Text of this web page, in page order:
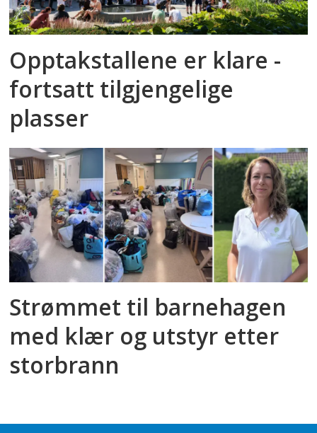
Opptakstallene er klare -
fortsatt tilgjengelige
plasser
Strømmet til barnehagen
med klær og utstyr etter
storbrann